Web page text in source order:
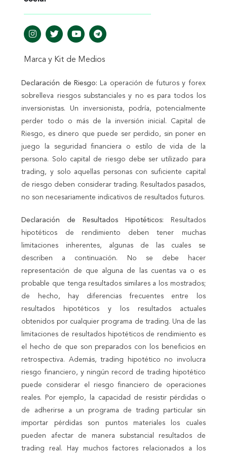
Marca y Kit de Medios
Declaración de Riesgo: La operación de futuros y forex
sobrelleva riesgos substanciales y no es para todos los
inversionistas. Un inversionista, podría, potencialmente
perder todo o más de la inversión inicial. Capital de
Riesgo, es dinero que puede ser perdido, sin poner en
juego la seguridad financiera o estilo de vida de la
persona. Solo capital de riesgo debe ser utilizado para
trading, y solo aquellas personas con suficiente capital
de riesgo deben considerar trading. Resultados pasados,
no son necesariamente indicativos de resultados futuros.
Declaración de Resultados Hipotéticos:
Resultados
hipotéticos de rendimiento deben tener muchas
limitaciones inherentes, algunas de las cuales se
describen a continuación. No se debe hacer
representación de que alguna de las cuentas va o es
probable que tenga resultados similares a los mostrados;
de hecho, hay diferencias frecuentes entre los
resultados hipotéticos y los resultados actuales
obtenidos por cualquier programa de trading. Una de las
limitaciones de resultados hipotéticos de rendimiento es
el hecho de que son preparados con los beneficios en
retrospectiva. Además, trading hipotético no involucra
riesgo financiero, y ningún record de trading hipotético
puede considerar el riesgo financiero de operaciones
reales. Por ejemplo, la capacidad de resistir pérdidas o
de adherirse a un programa de trading particular sin
importar pérdidas son puntos materiales los cuales
pueden afectar de manera substancial resultados de
trading real. Hay muchos factores relacionados a los